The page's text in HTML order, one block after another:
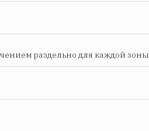
раздельно для каждой зоны